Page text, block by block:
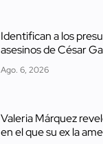
Identifican a los
asesinos de César
Ago. 6, 2026
Valeria Márquez
en el que su ex la